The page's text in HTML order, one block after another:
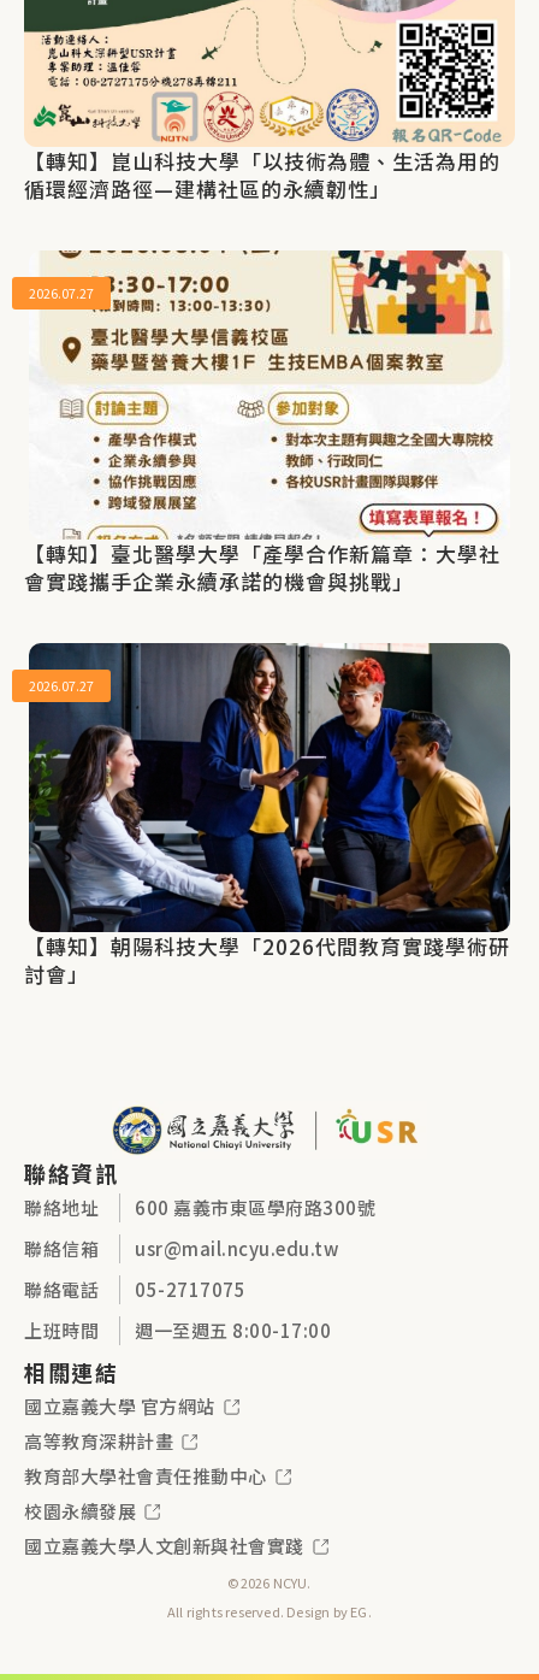
【轉知】崑山科技大學「以技術為體、生活為用的
循環經濟路徑—建構社區的永續韌性」
【轉知】臺北醫學大學「產學合作新篇章：大學社
會實踐攜手企業永續承諾的機會與挑戰」
2026.07.27
【轉知】朝陽科技大學「2026代間教育實踐學術研
討會」
2026.07.27
聯絡資訊
聯絡地址
600 嘉義市東區學府路300號
聯絡信箱
usr@mail.ncyu.edu.tw
聯絡電話
05-2717075
上班時間
週一至週五 8:00-17:00
相關連結
國立嘉義大學 官方網站
高等教育深耕計畫
教育部大學社會責任推動中心
校園永續發展
國立嘉義大學人文創新與社會實踐
©2026 NCYU.
All rights reserved. Design byEG.